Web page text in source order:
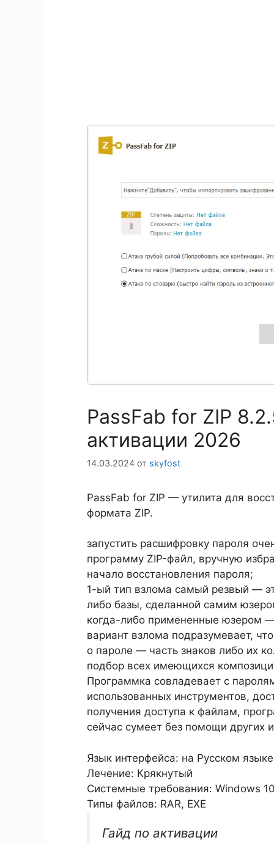
PassFab for ZIP
активации 2026
14.03.2024 от skyfost
PassFab for ZIP — утилита для
формата ZIP.
запустить расшифровку пароля
программу ZIP-файл, вручную
начало восстановления пароля;
1-ый тип взлома самый резвый —
либо базы, сделанной самим
когда-либо примененные юзером
вариант взлома подразумевает,
о пароле — часть знаков либо их
подбор всех имеющихся
Программка совладевает с
использованных инструментов,
получения доступа к файлам,
сейчас сумеет без помощи других
Язык интерфейса: на Русском
Лечение: Крякнутый
Системные требования: Windows
Типы файлов: RAR, EXE
Гайд по активации